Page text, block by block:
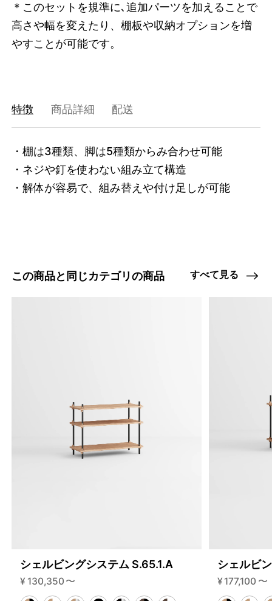
3742263509224 オーク/ホワイト
＊このセットを規準に､追加パーツを加えることで
高さや幅を変えたり、棚板や収納オプションを増
やすことが可能です。
特徴 商品詳細 配送
・棚は3種類、脚は5種類からみ合わせ可能
・ネジや釘を使わない組み立て構造
・解体が容易で、組み替えや付け足しが可能
この商品と同じカテゴリの商品 すべて見る
シェルビングシステム S.65.1.A
¥ 130,350 〜
シェルビ
¥ 177,100 〜